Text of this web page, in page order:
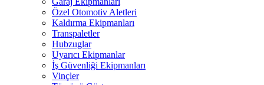
Özel Otomotiv Aletleri
Kaldırma Ekipmanları
Transpaletler
Hubzuglar
Uyarıcı Ekipmanlar
İş Güvenliği Ekipmanları
Vinçler